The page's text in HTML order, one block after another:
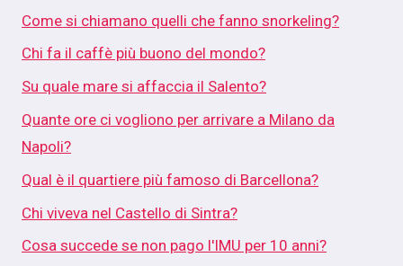
Come si chiamano quelli che fanno snorkeling?
Chi fa il caffè più buono del mondo?
Su quale mare si affaccia il Salento?
Quante ore ci vogliono per arrivare a Milano da
Napoli?
Qual è il quartiere più famoso di Barcellona?
Chi viveva nel Castello di Sintra?
Cosa succede se non pago l'IMU per 10 anni?